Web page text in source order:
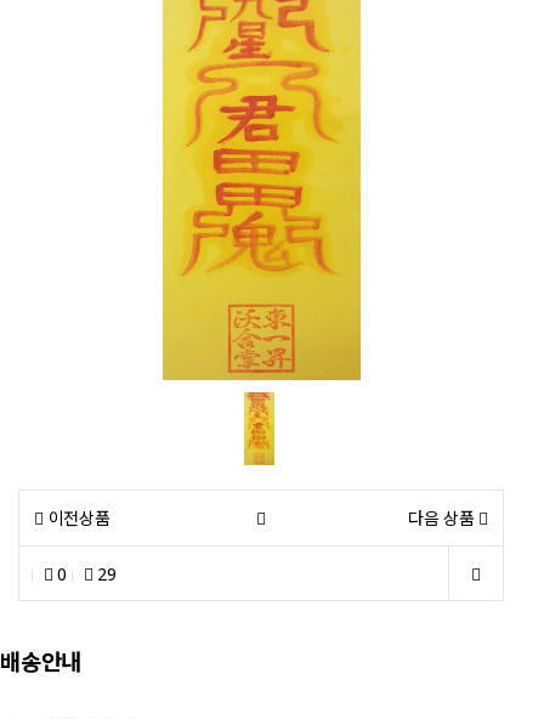
이전상품 다음 상품
0 29
배송안내